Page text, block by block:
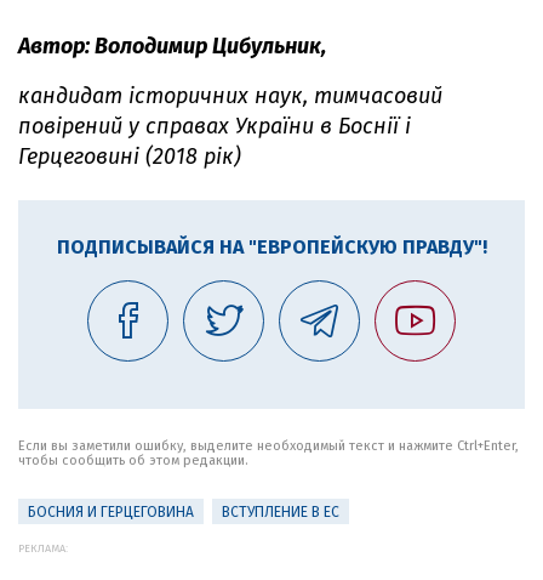
Автор: Володимир Цибульник,
кандидат історичних наук, тимчасовий
повірений у справах України в Боснії і
Герцеговині (2018 рік)
ПОДПИСЫВАЙСЯ НА "ЕВРОПЕЙСКУЮ ПРАВДУ"!
Если вы заметили ошибку, выделите необходимый текст и нажмите Ctrl+Enter,
чтобы сообщить об этом редакции.
БОСНИЯ И ГЕРЦЕГОВИНА ВСТУПЛЕНИЕ В ЕС
РЕКЛАМА: